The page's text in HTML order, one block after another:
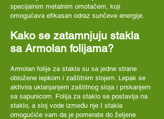
specijalnim metalnim omotačem, koji
omogućava efikasan odraz sunčeve energije.
Kako se zatamnjuju stakla
sa Armolan folijama?
Armolan folije za stakla su sa jedne strane
obložene lepkom i zaštitnim slojem. Lepak se
aktivira uklanjanjem zaštitnog sloja i prskanjem
sa sapunicom. Folija za staklo se postavlja na
staklo, a sloj vode između nje I stakla
omogućiće vam da je pomerate do željene